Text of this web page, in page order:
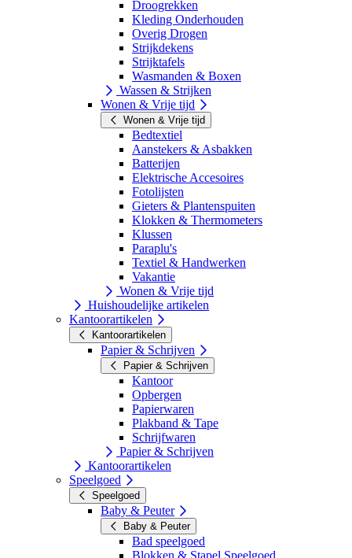
Droogrekken
Kleding Onderhouden
Overig Drogen
Strijkdekens
Strijktafels
Wasmanden & Boxen
Wassen & Strijken
Wonen & Vrije tijd
Wonen & Vrije tijd
Bedtextiel
Aanstekers & Asbakken
Batterijen
Elektrische Accesoires
Fotolijsten
Gieters & Plantenspuiten
Klokken & Thermometers
Klussen
Paraplu's
Textiel & Handwerken
Vakantie
Wonen & Vrije tijd
Huishoudelijke artikelen
Kantoorartikelen
Kantoorartikelen
Papier & Schrijven
Papier & Schrijven
Kantoor
Opbergen
Papierwaren
Plakband & Tape
Schrijfwaren
Papier & Schrijven
Kantoorartikelen
Speelgoed
Speelgoed
Baby & Peuter
Baby & Peuter
Bad speelgoed
Blokken & Stapel Speelgoed